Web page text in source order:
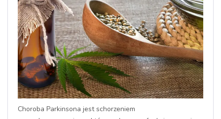
Choroba Parkinsona jest schorzeniem